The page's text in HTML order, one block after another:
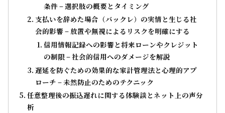
条件 – 選択肢の概要とタイミング
支払いを辞めた場合（バックレ）の実情と生じる社
会的影響 – 放置や無視によるリスクを明確にする
信用情報記録への影響と将来ローンやクレジット
の制限 – 社会的信用へのダメージを解説
遅延を防ぐための効果的な家計管理法と心理的アプ
ローチ – 未然防止のためのテクニック
任意整理後の振込遅れに関する体験談とネット上の声分
析